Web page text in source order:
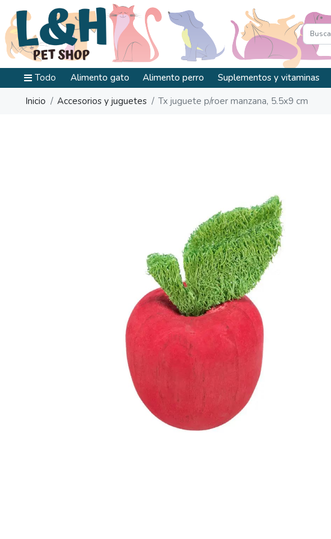
Todo Alimento gato Alimento perro Suplementos y vitaminas
Inicio
Accesorios y juguetes Tx juguete p/roer manzana, 5.5x9 cm